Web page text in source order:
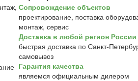
Сопровождение объектов
проектирование, поставка
монтаж, сервис
Доставка в любой регион России
быстрая доставка по Санкт-
самовывоз
Гарантия качества
являемся официальным дилером